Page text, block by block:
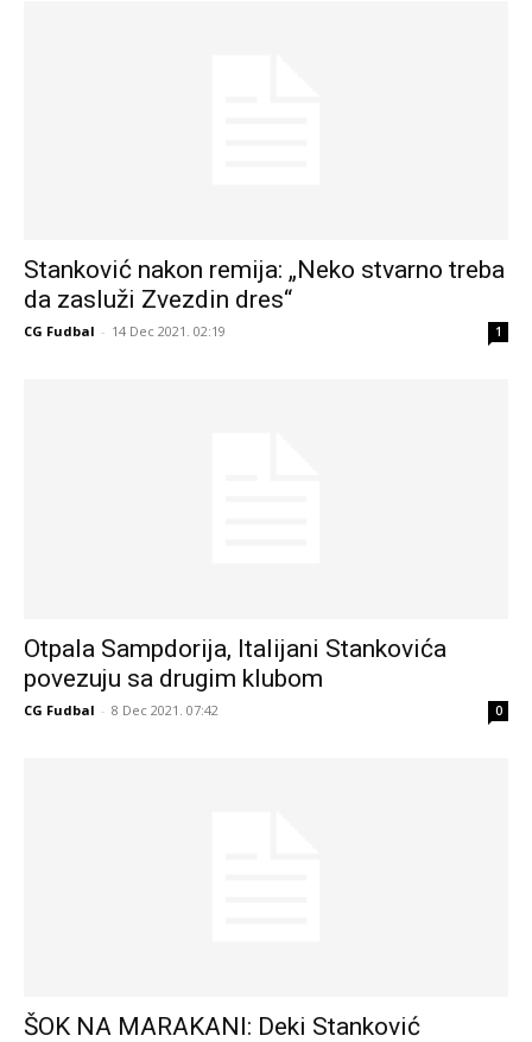
Stanković nakon remija: „Neko stvarno treba
da zasluži Zvezdin dres“
CG Fudbal - 14 Dec 2021. 02:19 1
Otpala Sampdorija, Italijani Stankovića
povezuju sa drugim klubom
CG Fudbal - 8 Dec 2021. 07:42 0
ŠOK NA MARAKANI: Deki Stanković